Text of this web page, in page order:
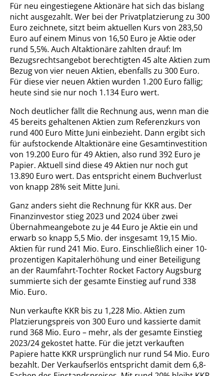
Für neu eingestiegene Aktionäre hat sich das bislang
nicht ausgezahlt. Wer bei der Privatplatzierung zu 300
Euro zeichnete, sitzt beim aktuellen Kurs von 283,50
Euro auf einem Minus von 16,50 Euro je Aktie oder
rund 5,5%. Auch Altaktionäre zahlten drauf: Im
Bezugsrechtsangebot berechtigten 45 alte Aktien zum
Bezug von vier neuen Aktien, ebenfalls zu 300 Euro.
Für diese vier neuen Aktien wurden 1.200 Euro fällig;
heute sind sie nur noch 1.134 Euro wert.
Noch deutlicher fällt die Rechnung aus, wenn man die
45 bereits gehaltenen Aktien zum Referenzkurs von
rund 400 Euro Mitte Juni einbezieht. Dann ergibt sich
für aufstockende Altaktionäre eine Gesamtinvestition
von 19.200 Euro für 49 Aktien, also rund 392 Euro je
Papier. Aktuell sind diese 49 Aktien nur noch gut
13.890 Euro wert. Das entspricht einem Buchverlust
von knapp 28% seit Mitte Juni.
Ganz anders sieht die Rechnung für KKR aus. Der
Finanzinvestor stieg 2023 und 2024 über zwei
Übernahmeangebote zu je 44 Euro je Aktie ein und
erwarb so knapp 5,5 Mio. der insgesamt 19,15 Mio.
Aktien für rund 241 Mio. Euro. Einschließlich einer 10-
prozentigen Kapitalerhöhung und einer Beteiligung
an der Raumfahrt-Tochter Rocket Factory Augsburg
summierte sich der gesamte Einstieg auf rund 338
Mio. Euro.
Nun verkaufte KKR bis zu 1,228 Mio. Aktien zum
Platzierungspreis von 300 Euro und kassierte damit
rund 368 Mio. Euro – mehr, als der gesamte Einstieg
2023/24 gekostet hatte. Für die jetzt verkauften
Papiere hatte KKR ursprünglich nur rund 54 Mio. Euro
bezahlt. Der Verkaufserlös entspricht damit dem 6,8-